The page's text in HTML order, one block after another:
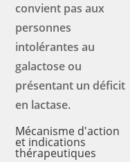
convient pas aux
personnes
intolérantes au
galactose ou
présentant un déficit
en lactase.
Mécanisme d'action
et indications
thérapeutiques